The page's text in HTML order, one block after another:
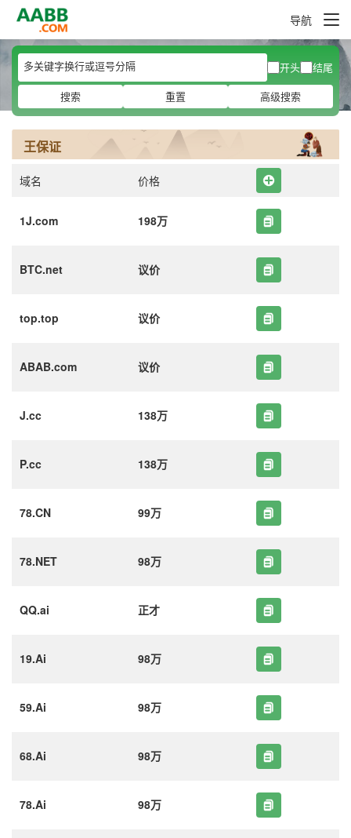
导航
开头
结尾
搜索
重置 高级搜索
王保证
域名 价格
1J.com 198万
BTC.net 议价
top.top 议价
ABAB.com 议价
J.cc 138万
P.cc 138万
78.CN 99万
78.NET 98万
QQ.ai 正才
19.Ai 98万
59.Ai 98万
68.Ai 98万
78.Ai 98万